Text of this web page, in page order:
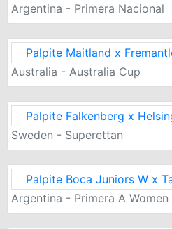
Argentina - Primera Nacional
Palpite Maitland x
Australia - Australia Cup
Palpite Falkenberg x
Sweden - Superettan
Palpite Boca Juniors W x
Argentina - Primera A Women